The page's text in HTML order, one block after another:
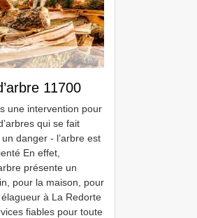
11700
une intervention pour
qui se fait
danger - l’arbre est
En effet,
présente un
pour la maison, pour
à La Redorte
fiables pour toute